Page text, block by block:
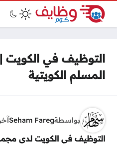
التوظيف في
المسلم الكويتية
بواسطةSeham Fareg
التوظيف في الكويت لدى